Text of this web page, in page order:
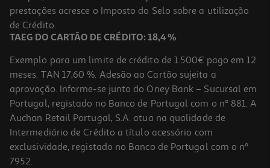
3,79 €
prestações acresce o Imposto do Selo sobre a utilização
de Crédito.
TAEG DO CARTÃO DE CRÉDITO: 18,4 %
Exemplo para um limite de crédito de 1.500€ pago em 12
meses. TAN 17,60 %. Adesão ao Cartão sujeita a
aprovação. Informe-se junto do Oney Bank – Sucursal em
Portugal, registado no Banco de Portugal com o nº 881. A
Auchan Retail Portugal, S.A. atua na qualidade de
Intermediário de Crédito a título acessório com
exclusividade, registado no Banco de Portugal com o nº
7952.